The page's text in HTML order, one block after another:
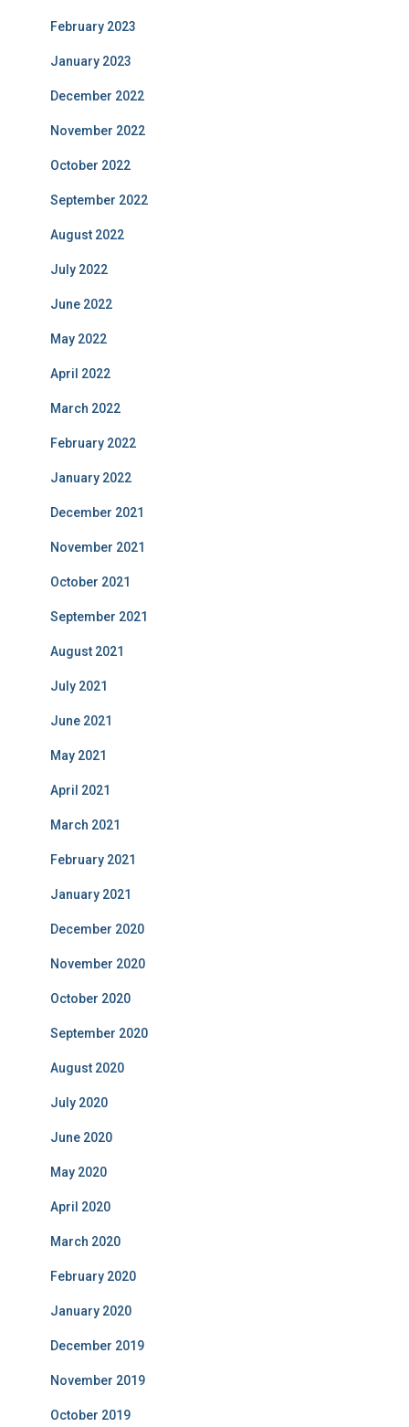
February 2023
January 2023
December 2022
November 2022
October 2022
September 2022
August 2022
July 2022
June 2022
May 2022
April 2022
March 2022
February 2022
January 2022
December 2021
November 2021
October 2021
September 2021
August 2021
July 2021
June 2021
May 2021
April 2021
March 2021
February 2021
January 2021
December 2020
November 2020
October 2020
September 2020
August 2020
July 2020
June 2020
May 2020
April 2020
March 2020
February 2020
January 2020
December 2019
November 2019
October 2019